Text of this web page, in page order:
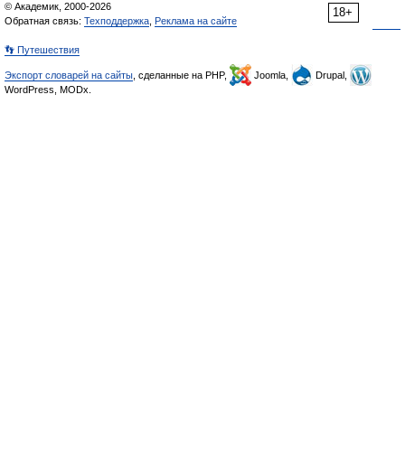
18+
© Академик, 2000-2026
Обратная связь: Техподдержка Реклама на сайте
👣 Путешествия
Экспорт словарей на сайты , сделанные на PHP, Joomla,
Drupal,
WordPress, MODx.